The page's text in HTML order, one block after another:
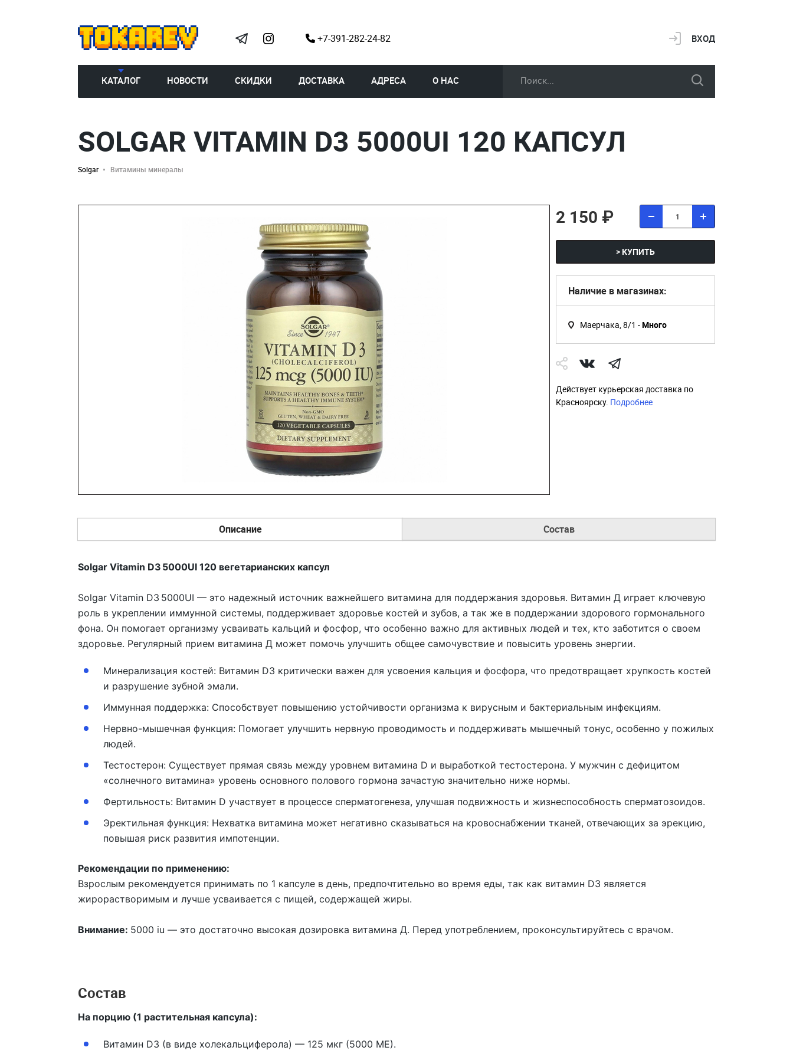
+7-391-282-24-82 ВХОД
КАТАЛОГ НОВОСТИ СКИДКИ ДОСТАВКА АДРЕСА О НАС
SOLGAR VITAMIN D3 5000UI 120 КАПСУЛ
Solgar Витамины минералы
2 150 ₽
> КУПИТЬ
Наличие в магазинах:
Маерчака, 8/1 -Много
Действует курьерская доставка по
Красноярску. Подробнее
Описание Состав
Solgar Vitamin D3 5000UI 120 вегетарианских капсул
Solgar Vitamin D3 5000UI — это надежный источник важнейшего витамина для поддержания здоровья. Витамин Д играет ключевую
роль в укреплении иммунной системы, поддерживает здоровье костей и зубов, а так же в поддержании здорового гормонального
фона. Он помогает организму усваивать кальций и фосфор, что особенно важно для активных людей и тех, кто заботится о своем
здоровье. Регулярный прием витамина Д может помочь улучшить общее самочувствие и повысить уровень энергии.
Минерализация костей: Витамин D3 критически важен для усвоения кальция и фосфора, что предотвращает хрупкость костей
и разрушение зубной эмали.
Иммунная поддержка: Способствует повышению устойчивости организма к вирусным и бактериальным инфекциям.
Нервно-мышечная функция: Помогает улучшить нервную проводимость и поддерживать мышечный тонус, особенно у пожилых
людей.
Тестостерон: Существует прямая связь между уровнем витамина D и выработкой тестостерона. У мужчин с дефицитом
«солнечного витамина» уровень основного полового гормона зачастую значительно ниже нормы.
Фертильность: Витамин D участвует в процессе сперматогенеза, улучшая подвижность и жизнеспособность сперматозоидов.
Эректильная функция: Нехватка витамина может негативно сказываться на кровоснабжении тканей, отвечающих за эрекцию,
повышая риск развития импотенции.
Рекомендации по применению:
Взрослым рекомендуется принимать по 1 капсуле в день, предпочтительно во время еды, так как витамин D3 является
жирорастворимым и лучше усваивается с пищей, содержащей жиры.
Внимание: 5000 iu — это достаточно высокая дозировка витамина Д. Перед употреблением, проконсультируйтесь с врачом.
Состав
На порцию (1 растительная капсула):
Витамин D3 (в виде холекальциферола) — 125 мкг (5000 МЕ).